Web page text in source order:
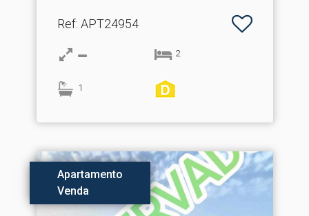
Ref: APT24954
2
1
Apartamento
Venda